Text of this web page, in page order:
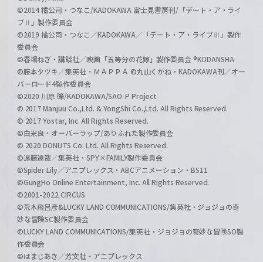
©2014 橘公司・つなこ/KADOKAWA 富士見書房刊/「デート・ア・ライ
ブⅡ」製作委員会
©2019 橘公司・つなこ／KADOKAWA／「デート・ア・ライブⅢ」製作
委員会
©春場ねぎ・講談社／映画「五等分の花嫁」製作委員会 ®KODANSHA
©藤本タツキ／集英社・ＭＡＰＰＡ ©丸山くがね・KADOKAWA刊／オー
バーロード4製作委員会
©2020 川原 礫/KADOKAWA/SAO-P Project
© 2017 Manjuu Co.,Ltd. & YongShi Co.,Ltd. All Rights Reserved.
© 2017 Yostar, Inc. All Rights Reserved.
©白米良・オーバーラップ/ありふれた製作委員会
© 2020 DONUTS Co. Ltd. All Rights Reserved.
©遠藤達哉／集英社・SPY×FAMILY製作委員会
©Spider Lily／アニプレックス・ABCアニメーション・BS11
©GungHo Online Entertainment, Inc. All Rights Reserved.
©2001-2022 CIRCUS
©荒木飛呂彦&LUCKY LAND COMMUNICATIONS/集英社・ジョジョの奇
妙な冒険SC製作委員会
©LUCKY LAND COMMUNICATIONS/集英社・ジョジョの奇妙な冒険SO製
作委員会
©はまじあき／芳文社・アニプレックス